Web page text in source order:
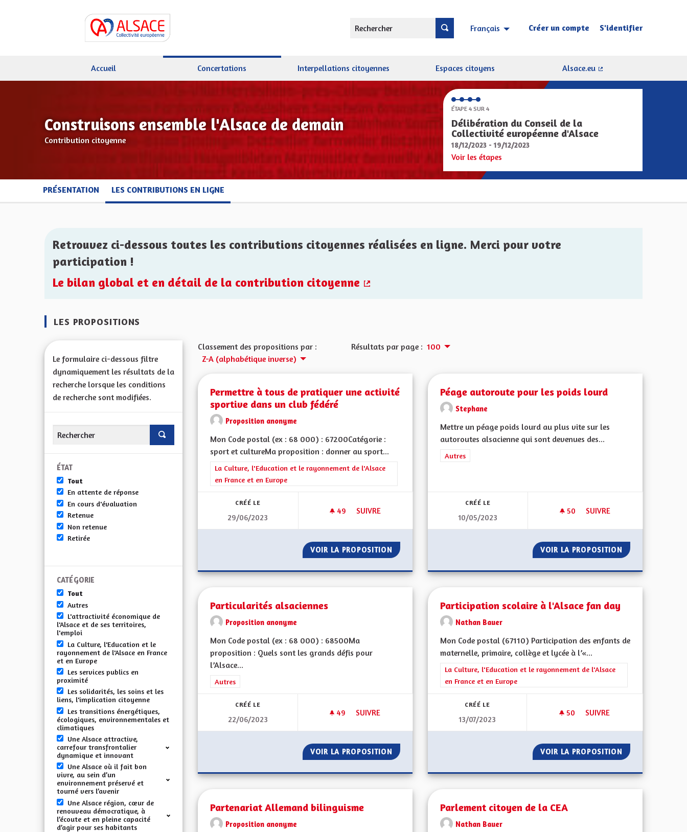
Rechercher Français Choisir la langue Sprache wählen
Créer un compte S'identifier
Accueil Concertations Interpellations citoyennes Espaces citoyens
Alsace.eu
Construisons ensemble l'Alsace de demain
Contribution citoyenne
ÉTAPE 4 SUR 4
Délibération du Conseil de la
Collectivité européenne d'Alsace
18/12/2023 - 19/12/2023
Voir les étapes
PRÉSENTATION LES CONTRIBUTIONS EN LIGNE
Retrouvez ci-dessous toutes les contributions citoyennes réalisées en ligne. Merci pour votre
participation !
Le bilan global et en détail de la contribution citoyenne
LES PROPOSITIONS
Le formulaire ci-dessous filtre
dynamiquement les résultats de la
recherche lorsque les conditions
de recherche sont modifiées.
ÉTAT
Tout
En attente de réponse
En cours d'évaluation
Retenue
Non retenue
Retirée
CATÉGORIE
Tout
Autres
L'attractivité économique de
l'Alsace et de ses territoires,
l'emploi
La Culture, l'Education et le
rayonnement de l'Alsace en France
et en Europe
Les services publics en
proximité
Les solidarités, les soins et les
liens, l'implication citoyenne
Les transitions énergétiques,
écologiques, environnementales et
climatiques
Une Alsace attractive,
carrefour transfrontalier
dynamique et innovant
Une Alsace où il fait bon
vivre, au sein d’un
environnement préservé et
tourné vers l’avenir
Une Alsace région, cœur de
renouveau démocratique, à
l’écoute et en pleine capacité
d’agir pour ses habitants
Classement des propositions par :
Z-A (alphabétique inverse)
Résultats par page : 100
Permettre à tous de pratiquer une activité
sportive dans un club fédéré
Proposition anonyme
Mon Code postal (ex : 68 000) : 67200Catégorie :
sport et cultureMa proposition : donner au sport...
Filtrer les résultats de la catégorie : La Culture, l'Education et le rayonnement de l'Alsace en France et en Europe
La Culture, l'Education et le rayonnement de l'Alsace
en France et en Europe
CRÉÉ LE
29/06/2023
49 49 ABONNÉS
SUIVRE
PERMETTRE À TOUS DE PRATIQUER UNE ACTIVITÉ SPORTIVE DANS UN CLUB FÉDÉRÉ
VOIR LA PROPOSITION PERMETTRE À TOUS DE PRATIQUER UNE ACTIVITÉ SPORTIVE DANS UN CLUB
Péage autoroute pour les poids lourd
Stephane
Mettre un péage poids lourd au plus vite sur les
autoroutes alsacienne qui sont devenues des...
Filtrer les résultats de la catégorie : Autres
Autres
CRÉÉ LE
10/05/2023
50 50 ABONNÉS
SUIVRE
VOIR LA PROPOSITION PÉAGE
Particularités alsaciennes
Proposition anonyme
Mon Code postal (ex : 68 000) : 68500Ma
proposition : Quels sont les grands défis pour
l’Alsace...
Filtrer les résultats de la catégorie : Autres
Autres
CRÉÉ LE
22/06/2023
49 49 ABONNÉS
SUIVRE
VOIR LA PROPOSITION PARTICULARITÉS ALSACIENNES
Participation scolaire à l'Alsace fan day
Nathan Bauer
Mon Code postal (67110) Participation des enfants de
maternelle, primaire, collège et lycée à l’«...
Filtrer les résultats de la catégorie : La Culture, l'Education et le
La Culture, l'Education et le rayonnement de l'Alsace
en France et en Europe
CRÉÉ LE
13/07/2023
50 50 ABONNÉS
SUIVRE
VOIR LA PROPOSITION PARTICIPATION
Partenariat Allemand bilinguisme
Proposition anonyme
Parlement citoyen de la CEA
Nathan Bauer